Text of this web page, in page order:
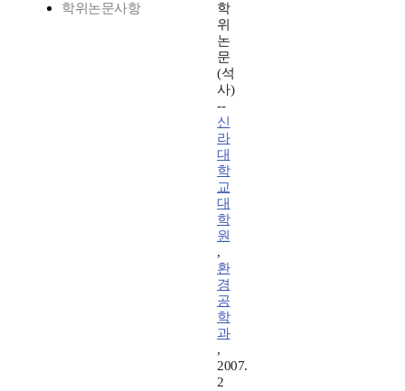
학위논문사항
학
위
논
문
(석
사)
--
신
라
대
학
교
대
학
원
,
환
경
공
학
과
,
2007.
2